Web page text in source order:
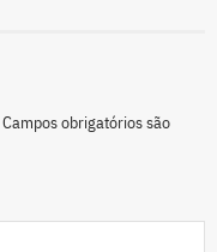
Campos obrigatórios são